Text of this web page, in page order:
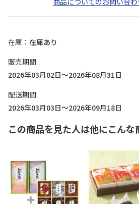
在庫
在庫あり
販売期間
2026年03月02日～2026年08月31日
配送期間
2026年03月03日～2026年09月18日
この商品を見た人は他にこんな